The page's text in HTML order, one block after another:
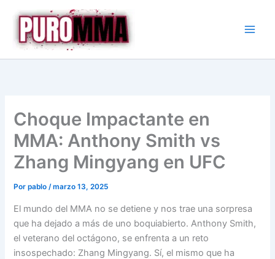
contenido
Choque Impactante en
MMA: Anthony Smith vs
Zhang Mingyang en UFC
Porpablo/marzo 13, 2025
El mundo del MMA no se detiene y nos trae una sorpresa
que ha dejado a más de uno boquiabierto. Anthony Smith,
el veterano del octágono, se enfrenta a un reto
insospechado: Zhang Mingyang. Sí, el mismo que ha